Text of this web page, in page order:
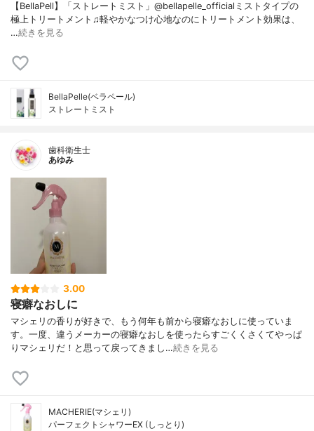
【BellaPell】「ストレートミスト」@bellapelle_officialミストタイプの
極上トリートメント♫軽やかなつけ心地なのにトリートメント効果は、
…続きを見る
BellaPelle(ベラペール)
ストレートミスト
歯科衛生士
あゆみ
3.00
寝癖なおしに
マシェリの香りが好きで、もう何年も前から寝癖なおしに使っていま
す。一度、違うメーカーの寝癖なおしを使ったらすごくくさくてやっぱ
りマシェリだ！と思って戻ってきまし…続きを見る
MACHERIE(マシェリ)
パーフェクトシャワーEX (しっとり)